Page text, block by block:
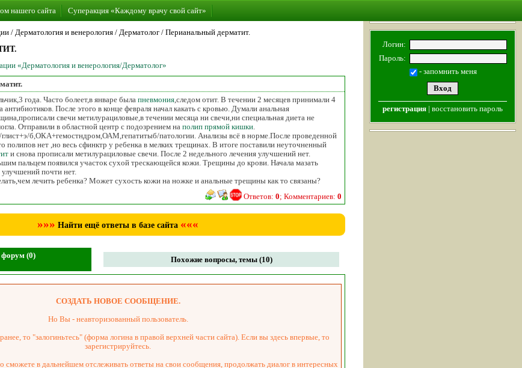
нашего сайта Суперакция «Каждому врачу свой сайт»
/ Дерматология и венерология / Дерматолог / Перианальный дерматит.
«Дерматология и венерология/Дерматолог»
года. Часто болеет,в январе была пневмония,следом отит. В течении 2 месяцев принимали 4
антибиотиков. После этого в конце февраля начал какать с кровью. Думали анальная
свечи метилурациловые,в течении месяца ни свечи,ни специальная диета не
Отправили в областной центр с подозрением на полип прямой кишки.
б,ОКА+гемостндром,ОАМ,гепатитыб/патологии. Анализы всё в норме.После проведенной
полипов нет ,но весь сфинктр у ребенка в мелких трещинах. В итоге поставили неуточненный
и снова прописали метилурациловые свечи. После 2 недельного лечения улучшений нет.
пальцем появился участок сухой трескающейся кожи. Трещины до крови. Начала мазать
улучшений почти нет.
лечить ребенка? Может сухость кожи на ножке и анальные трещины как то связаны?
Ответов: 0; Комментариев: 0
»»» Найти ещё ответы в базе сайта «««
форум (0) Похожие вопросы, темы (10)
СОЗДАТЬ НОВОЕ СООБЩЕНИЕ.
Но Вы - неавторизованный пользователь.
то "залогиньтесь" (форма логина в правой верхней части сайта). Если вы здесь впервые, то
зарегистрируйтесь.
сможете в дальнейшем отслеживать ответы на свои сообщения, продолжать диалог в интересных
Логин:
Пароль:
- запомнить меня
регистрация | восстановить пароль